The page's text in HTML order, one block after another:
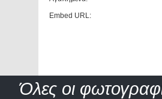
Embed URL:
Όλες οι